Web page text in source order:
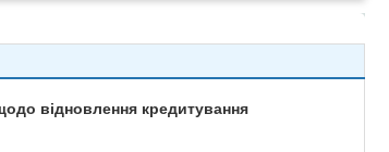
відновлення кредитування